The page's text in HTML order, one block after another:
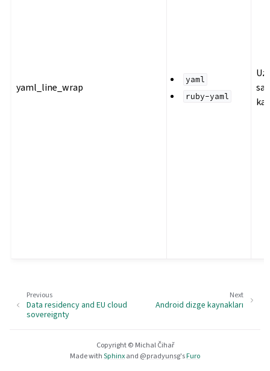
yaml_line_wrap
yaml
ruby-yaml
Next
Android dizge kaynakları
Previous
Data residency and EU cloud
sovereignty
Copyright © Michal Čihař
Made withSphinxand @pradyunsg'sFuro